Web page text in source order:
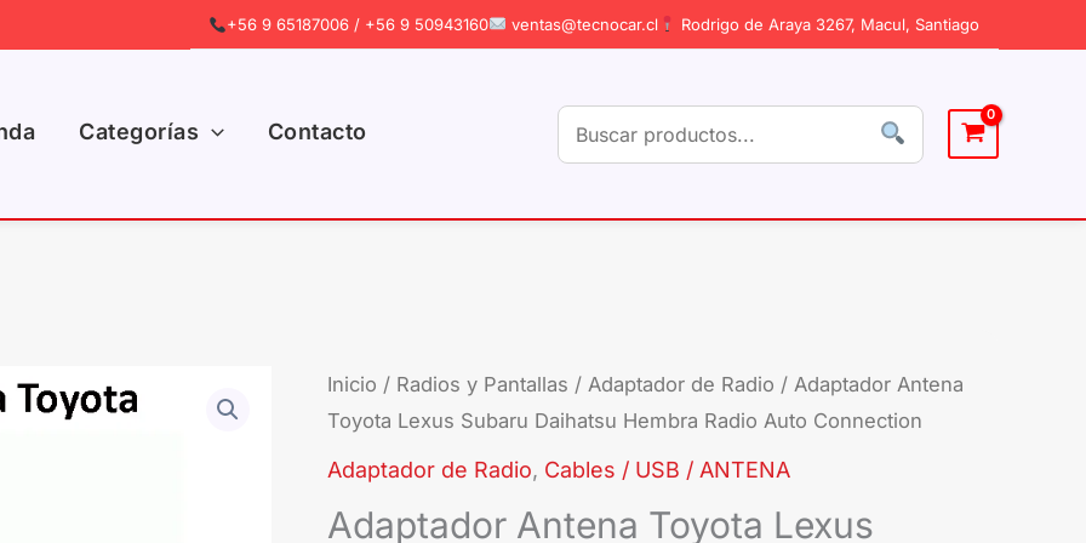
+56 9 65187006 / +56 9 50943160 ventas@tecnocar.cl Rodrigo de Araya 3267, Macul, Santiago
Categorías Contacto
Inicio / Radios y Pantallas /Adaptador de Radio / Adaptador Antena
Toyota Lexus Subaru Daihatsu Hembra Radio Auto Connection
Adaptador de Radio, Cables / USB / ANTENA
Adaptador Antena Toyota Lexus
Adaptador
Antena
Toyota